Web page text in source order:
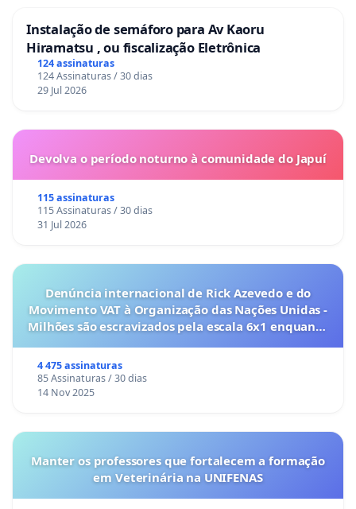
Instalação de semáforo para Av Kaoru
Hiramatsu , ou fiscalização Eletrônica
124 assinaturas
124 Assinaturas / 30 dias
29 Jul 2026
Devolva o período noturno à comunidade do Japuí
115 assinaturas
115 Assinaturas / 30 dias
31 Jul 2026
Denúncia internacional de Rick Azevedo e do
Movimento VAT à Organização das Nações Unidas -
Milhões são escravizados pela escala 6x1 enquanto
4 475 assinaturas
85 Assinaturas / 30 dias
14 Nov 2025
Manter os professores que fortalecem a formação
em Veterinária na UNIFENAS